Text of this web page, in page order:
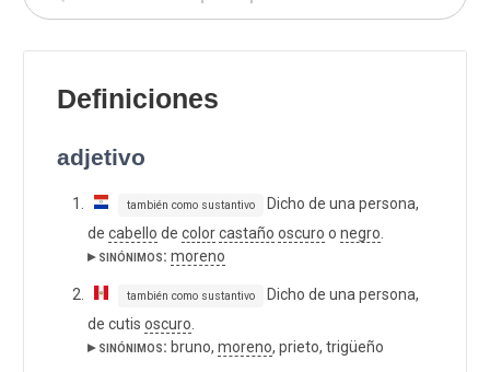
Definiciones
adjetivo
también como sustantivo
Dicho de una persona,
de cabello de colorcastaño oscuro o negro
▸ sinónimos: moreno
también como sustantivo
Dicho de una persona,
de cutis oscuro
▸ sinónimos: bruno, moreno, prieto, trigüeño